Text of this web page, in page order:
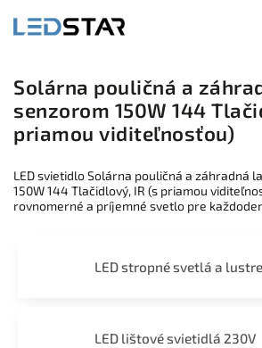
Solárna pouličná a
senzorom 150W 144
priamou viditeľnosťou)
LED svietidlo Solárna pouličná a záhradná
150W 144 Tlačidlový, IR (s priamou
rovnomerné a príjemné svetlo pre
LED stropné svetlá a lustre
LED lištové svietidlá 230V